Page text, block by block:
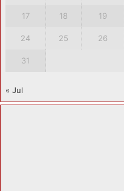
17 18 19
24 25 26
31
« Jul